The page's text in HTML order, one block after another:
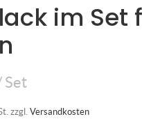
im Set
Set
zzgl. Versandkosten